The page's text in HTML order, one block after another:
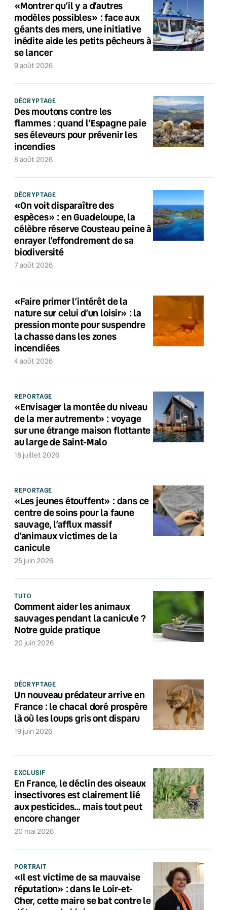
«Montrer qu’il y a d’autres
modèles possibles» : face aux
géants des mers, une initiative
inédite aide les petits pêcheurs à
se lancer
9 août 2026
DÉCRYPTAGE
Des moutons contre les
flammes : quand l’Espagne paie
ses éleveurs pour prévenir les
incendies
8 août 2026
DÉCRYPTAGE
«On voit disparaître des
espèces» : en Guadeloupe, la
célèbre réserve Cousteau peine à
enrayer l’effondrement de sa
biodiversité
7 août 2026
«Faire primer l’intérêt de la
nature sur celui d’un loisir» : la
pression monte pour suspendre
la chasse dans les zones
incendiées
4 août 2026
REPORTAGE
«Envisager la montée du niveau
de la mer autrement» : voyage
sur une étrange maison flottante
au large de Saint-Malo
18 juillet 2026
REPORTAGE
«Les jeunes étouffent» : dans ce
centre de soins pour la faune
sauvage, l’afflux massif
d’animaux victimes de la
canicule
25 juin 2026
TUTO
Comment aider les animaux
sauvages pendant la canicule ?
Notre guide pratique
20 juin 2026
DÉCRYPTAGE
Un nouveau prédateur arrive en
France : le chacal doré prospère
là où les loups gris ont disparu
19 juin 2026
EXCLUSIF
En France, le déclin des oiseaux
insectivores est clairement lié
aux pesticides… mais tout peut
encore changer
20 mai 2026
PORTRAIT
«Il est victime de sa mauvaise
réputation» : dans le Loir-et-
Cher, cette maire se bat contre le